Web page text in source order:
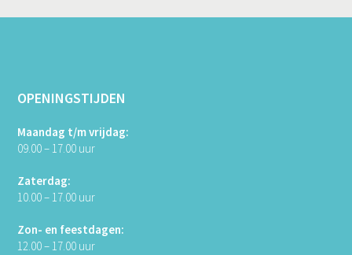
OPENINGSTIJDEN
Maandag t/m vrijdag:
09.00 – 17.00 uur
Zaterdag:
10.00 – 17.00 uur
Zon- en feestdagen:
12.00 – 17.00 uur